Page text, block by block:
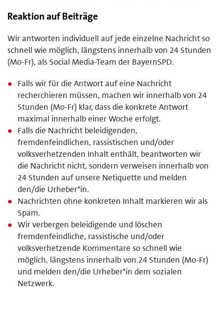
Reaktion auf Beiträge
Wir antworten individuell auf jede einzelne Nachricht so
schnell wie möglich, längstens innerhalb von 24 Stunden
(Mo-Fr), als Social Media-Team der BayernSPD.
Falls wir für die Antwort auf eine Nachricht
recherchieren müssen, machen wir innerhalb von 24
Stunden (Mo-Fr) klar, dass die konkrete Antwort
maximal innerhalb einer Woche erfolgt.
Falls die Nachricht beleidigenden,
fremdenfeindlichen, rassistischen und/oder
volksverhetzenden Inhalt enthält, beantworten wir
die Nachricht nicht, sondern verweisen innerhalb von
24 Stunden auf unsere Netiquette und melden
den/die Urheber*in.
Nachrichten ohne konkreten Inhalt markieren wir als
Spam.
Wir verbergen beleidigende und löschen
fremdenfeindliche, rassistische und/oder
volksverhetzende Kommentare so schnell wie
möglich, längstens innerhalb von 24 Stunden (Mo-Fr)
und melden den/die Urheber*in dem sozialen
Netzwerk.